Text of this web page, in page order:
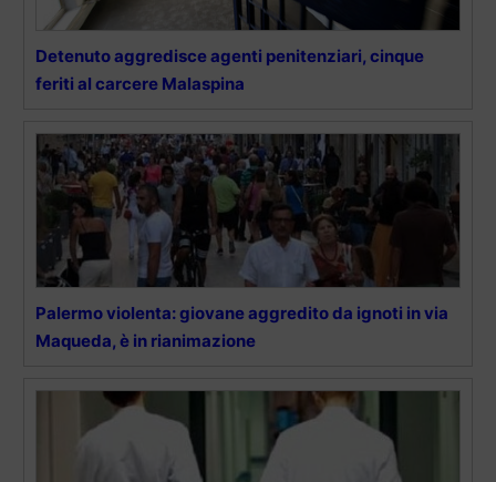
Detenuto aggredisce agenti penitenziari, cinque
feriti al carcere Malaspina
Palermo violenta: giovane aggredito da ignoti in via
Maqueda, è in rianimazione